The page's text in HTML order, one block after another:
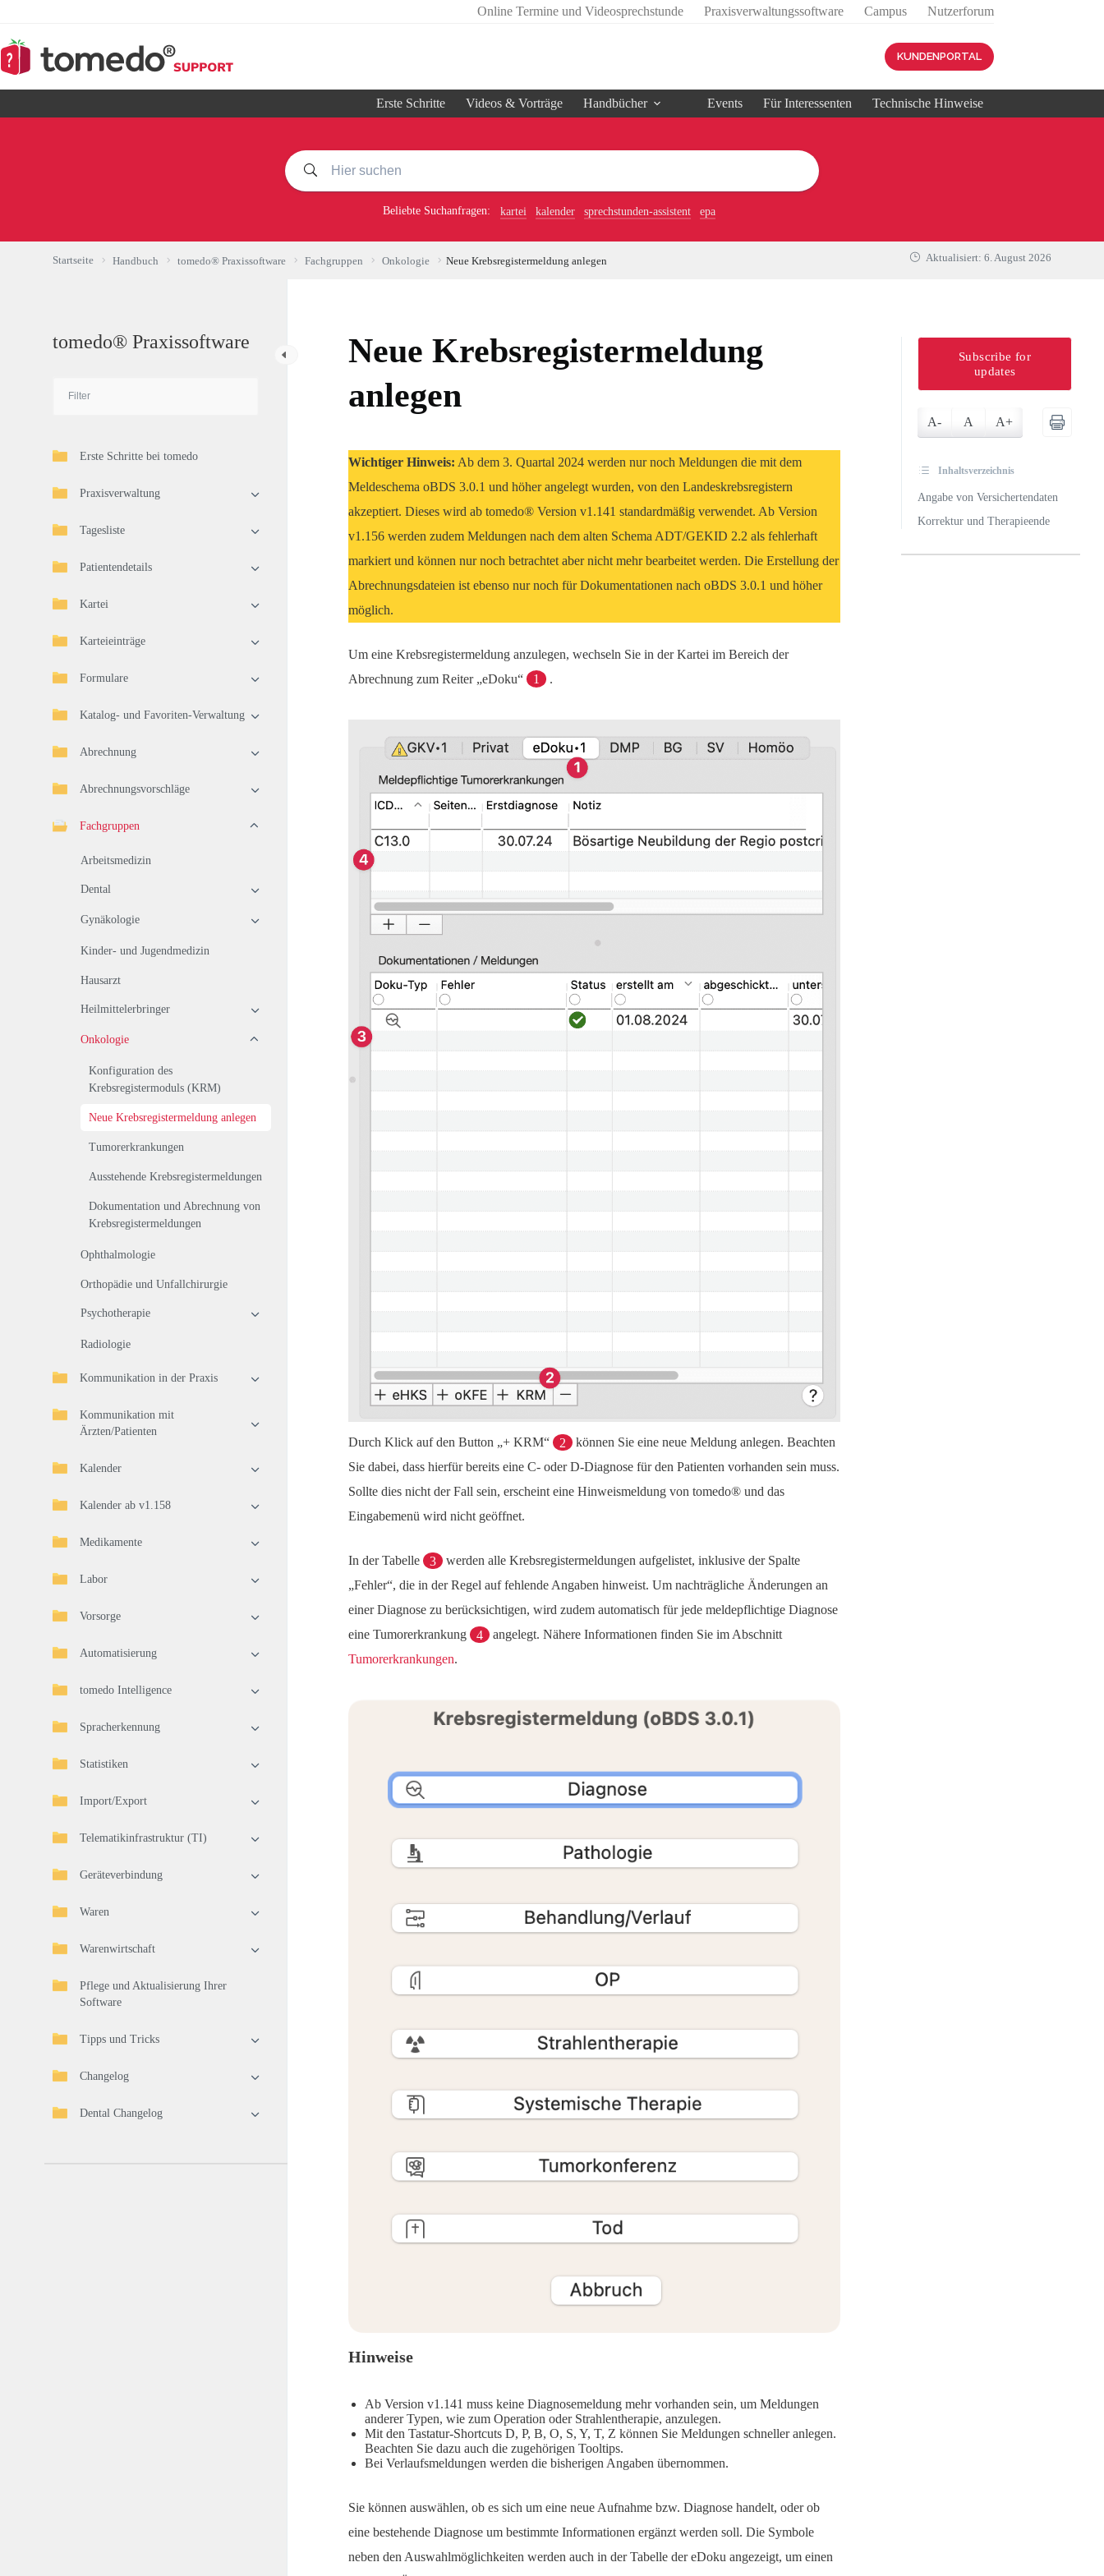
springen
Online Termine und Videosprechstunde Praxisverwaltungssoftware Campus Nutzerforum
KUNDENPORTAL
Erste Schritte Videos & Vorträge Handbücher Events Für Interessenten Technische Hinweise
Beliebte Suchanfragen: kartei kalender sprechstunden-assistent epa
Startseite Handbuch tomedo® Praxissoftware Fachgruppen Onkologie Neue Krebsregistermeldung anlegen Aktualisiert: 6. August 2026
tomedo® Praxissoftware
Erste Schritte bei tomedo
Praxisverwaltung
Tagesliste
Patientendetails
Kartei
Karteieinträge
Formulare
Katalog- und Favoriten-Verwaltung
Abrechnung
Abrechnungsvorschläge
Fachgruppen
Arbeitsmedizin
Dental
Gynäkologie
Kinder- und Jugendmedizin
Hausarzt
Heilmittelerbringer
Onkologie
Konfiguration des
Krebsregistermoduls (KRM)
Neue Krebsregistermeldung anlegen
Tumorerkrankungen
Ausstehende Krebsregistermeldungen
Dokumentation und Abrechnung von
Krebsregistermeldungen
Ophthalmologie
Orthopädie und Unfallchirurgie
Psychotherapie
Radiologie
Kommunikation in der Praxis
Kommunikation mit
Ärzten/Patienten
Kalender
Kalender ab v1.158
Medikamente
Labor
Vorsorge
Automatisierung
tomedo Intelligence
Spracherkennung
Statistiken
Import/Export
Telematikinfrastruktur (TI)
Geräteverbindung
Waren
Warenwirtschaft
Pflege und Aktualisierung Ihrer
Software
Tipps und Tricks
Changelog
Dental Changelog
Neue Krebsregistermeldung
anlegen
Wichtiger Hinweis: Ab dem 3. Quartal 2024 werden nur noch Meldungen die mit dem
Meldeschema oBDS 3.0.1 und höher angelegt wurden, von den Landeskrebsregistern
akzeptiert. Dieses wird ab tomedo® Version v1.141 standardmäßig verwendet. Ab Version
v1.156 werden zudem Meldungen nach dem alten Schema ADT/GEKID 2.2 als fehlerhaft
markiert und können nur noch betrachtet aber nicht mehr bearbeitet werden. Die Erstellung der
Abrechnungsdateien ist ebenso nur noch für Dokumentationen nach oBDS 3.0.1 und höher
möglich.
Um eine Krebsregistermeldung anzulegen, wechseln Sie in der Kartei im Bereich der
Abrechnung zum Reiter „eDoku“
1 .
Durch Klick auf den Button „+ KRM“ 2 können Sie eine neue Meldung anlegen. Beachten
Sie dabei, dass hierfür bereits eine C- oder D-Diagnose für den Patienten vorhanden sein muss.
Sollte dies nicht der Fall sein, erscheint eine Hinweismeldung von tomedo® und das
Eingabemenü wird nicht geöffnet.
In der Tabelle 3 werden alle Krebsregistermeldungen aufgelistet, inklusive der Spalte
„Fehler“, die in der Regel auf fehlende Angaben hinweist. Um nachträgliche Änderungen an
einer Diagnose zu berücksichtigen, wird zudem automatisch für jede meldepflichtige Diagnose
eine Tumorerkrankung
4 angelegt. Nähere Informationen finden Sie im Abschnitt
Tumorerkrankungen.
Hinweise
Ab Version v1.141 muss keine Diagnosemeldung mehr vorhanden sein, um Meldungen
anderer Typen, wie zum Operation oder Strahlentherapie, anzulegen.
Mit den Tastatur-Shortcuts D, P, B, O, S, Y, T, Z können Sie Meldungen schneller anlegen.
Beachten Sie dazu auch die zugehörigen Tooltips.
Bei Verlaufsmeldungen werden die bisherigen Angaben übernommen.
Sie können auswählen, ob es sich um eine neue Aufnahme bzw. Diagnose handelt, oder ob
eine bestehende Diagnose um bestimmte Informationen ergänzt werden soll. Die Symbole
neben den Auswahlmöglichkeiten werden auch in der Tabelle der eDoku angezeigt, um einen
Subscribe for
updates
A- A A+
Inhaltsverzeichnis
Angabe von Versichertendaten
Korrektur und Therapieende